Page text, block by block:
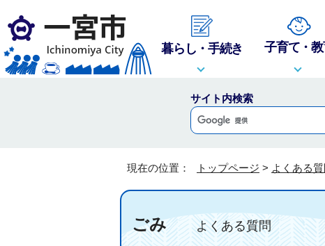
暮らし・手続き 子育て・
サイト内検索
現在の位置： トップページ > よくある質
ごみよくある質問